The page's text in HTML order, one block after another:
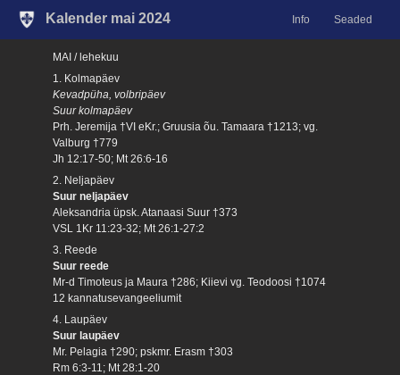
Kalender mai 2024 Info Seaded
MAI / lehekuu
1. Kolmapäev
Kevadpüha, volbripäev
Suur kolmapäev
Prh. Jeremija †VI eKr.; Gruusia õu. Tamaara †1213; vg.
Valburg †779
Jh 12:17-50; Mt 26:6-16
2. Neljapäev
Suur neljapäev
Aleksandria üpsk. Atanaasi Suur †373
VSL 1Kr 11:23-32; Mt 26:1-27:2
3. Reede
Suur reede
Mr-d Timoteus ja Maura †286; Kiievi vg. Teodoosi †1074
12 kannatusevangeeliumit
4. Laupäev
Suur laupäev
Mr. Pelagia †290; pskmr. Erasm †303
Rm 6:3-11; Mt 28:1-20